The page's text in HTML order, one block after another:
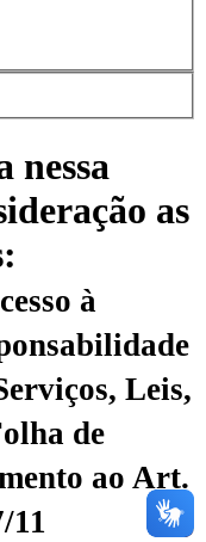
nessa
as
à
Leis,
de
ao Art.
11